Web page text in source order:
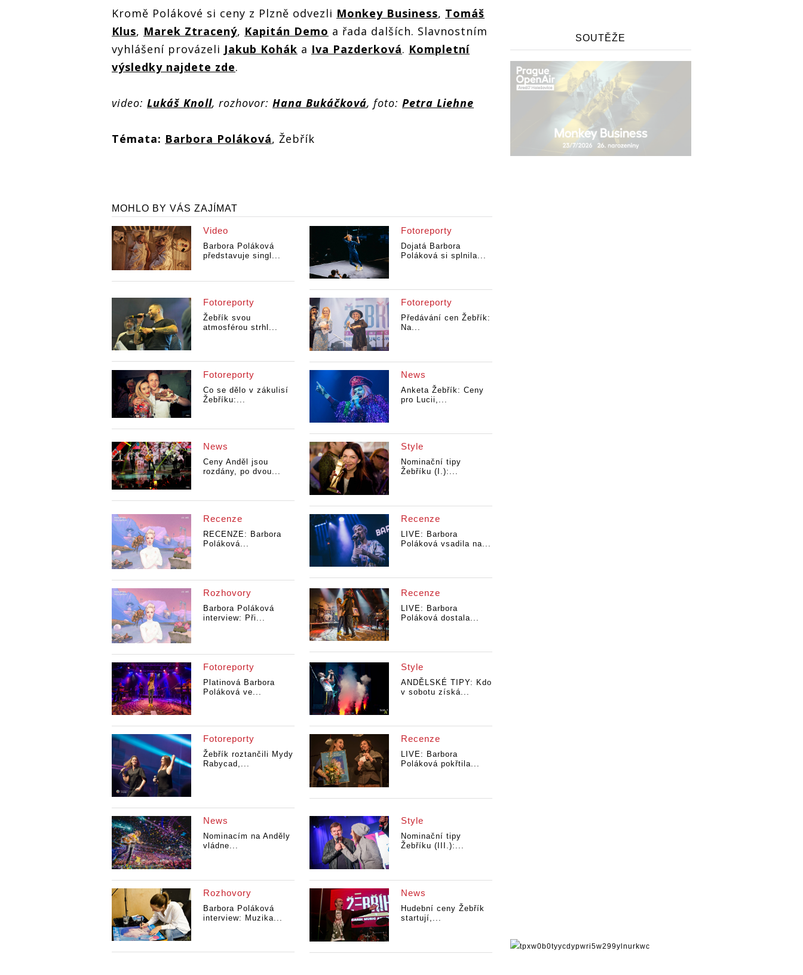
Kromě Polákové si ceny z Plzně odvezli Monkey Business, Tomáš
Klus, Marek Ztracený, Kapitán Demo a řada dalších. Slavnostním
vyhlášení provázeli Jakub Kohák a Iva Pazderková. Kompletní
výsledky najdete zde.
video: Lukáš Knoll, rozhovor: Hana Bukáčková, foto: Petra Liehne
Témata: Barbora Poláková, Žebřík
MOHLO BY VÁS ZAJÍMAT
Video
Barbora Poláková
představuje singl...
Fotoreporty
Dojatá Barbora
Poláková si splnila...
Fotoreporty
Žebřík svou
atmosférou strhl...
Fotoreporty
Předávání cen Žebřík:
Na...
Fotoreporty
Co se dělo v zákulisí
Žebříku:...
News
Anketa Žebřík: Ceny
pro Lucii,...
News
Ceny Anděl jsou
rozdány, po dvou...
Style
Nominační tipy
Žebříku (I.):...
Recenze
RECENZE: Barbora
Poláková...
Recenze
LIVE: Barbora
Poláková vsadila na...
Rozhovory
Barbora Poláková
interview: Při...
Recenze
LIVE: Barbora
Poláková dostala...
Fotoreporty
Platinová Barbora
Poláková ve...
Style
ANDĚLSKÉ TIPY: Kdo
v sobotu získá...
Fotoreporty
Žebřík roztančili Mydy
Rabycad,...
Recenze
LIVE: Barbora
Poláková pokřtila...
News
Nominacím na Anděly
vládne...
Style
Nominační tipy
Žebříku (III.):...
Rozhovory
Barbora Poláková
interview: Muzika...
News
Hudební ceny Žebřík
startují,...
SOUTĚŽE